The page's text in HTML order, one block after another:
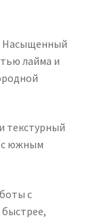
Насыщенный
лайма и
текстурный
с южным
с